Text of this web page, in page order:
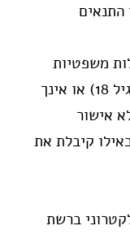
התנאים
משפטיות
אישור
קיבלת את
ברשת